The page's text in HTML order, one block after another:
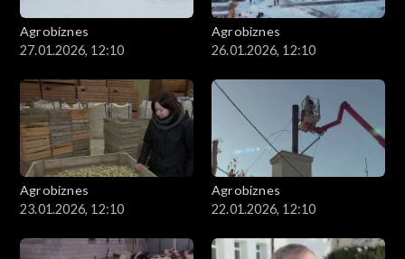
Agrobiznes
27.01.2026, 12:10
Agrobiznes
26.01.2026, 12:10
Agrobiznes
23.01.2026, 12:10
Agrobiznes
22.01.2026, 12:10